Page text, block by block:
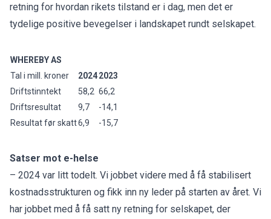
retning for hvordan rikets tilstand er i dag, men det er
tydelige positive bevegelser i landskapet rundt selskapet.
WHEREBY AS
Tal i mill. kroner
20242023
Driftstinntekt
58,2 66,2
Driftsresultat
9,7
-14,1
Resultat før skatt6,9 -15,7
Satser mot e-helse
– 2024 var litt todelt. Vi jobbet videre med å få stabilisert
kostnadsstrukturen og fikk inn ny leder på starten av året. Vi
har jobbet med å få satt ny retning for selskapet, der